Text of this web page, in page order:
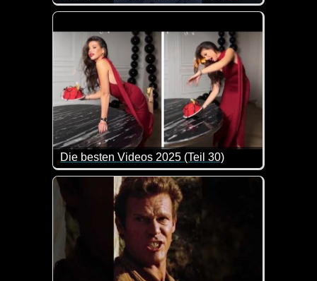
Ja, in den Öffis kann man so allerlei schräge
Die besten Videos 2025 (Teil 30)
Eine tolle Zusammenstellung von lustigen